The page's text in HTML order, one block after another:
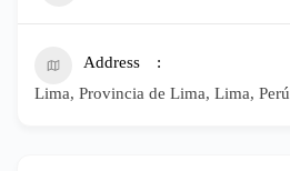
Address
Lima, Provincia de Lima, Lima, Perú